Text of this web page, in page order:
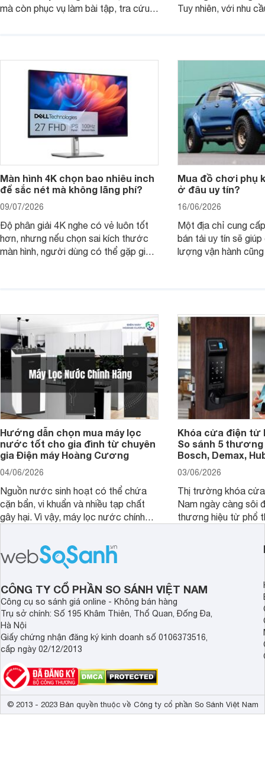
mà còn phục vụ làm bài tập, tra cứu,
thay vì chỉ so sánh cấu hình trên giấy.
Tuy nhiên, với nhu
không, dùng được
Màn hình 4K chọn bao nhiêu inch
để sắc nét mà không lãng phí?
09/07/2026
Độ phân giải 4K nghe có vẻ luôn tốt
hơn, nhưng nếu chọn sai kích thước
màn hình, người dùng có thể gặp giao
Mua đồ chơi phụ
ở đâu uy tín?
16/06/2026
Một địa chỉ cung
bán tải uy tín sẽ
lượng vận hành
Hướng dẫn chọn mua máy lọc
nước tốt cho gia đình từ chuyên
gia Điện máy Hoàng Cương
04/06/2026
Nguồn nước sinh hoạt có thể chứa
cặn bẩn, vi khuẩn và nhiều tạp chất
gây hại. Vì vậy, máy lọc nước chính
sức khỏe và đảm bảo nguồn nước
sạch cho cả gia đình.
Khóa cửa điện tử
So sánh 5 thương
Bosch, Demax,
03/06/2026
Thị trường khóa
Nam ngày càng sôi
thương hiệu từ phổ
cửa điện tử hãng
sẽ so sánh 5
Demax, Hubert và
CÔNG TY CỔ PHẦN SO SÁNH VIỆT NAM
Công cụ so sánh giá online - Không bán hàng
Trụ sở chính: Số 195 Khâm Thiên, Thổ Quan, Đống Đa,
Hà Nội
Giấy chứng nhận đăng ký kinh doanh số 0106373516,
cấp ngày 02/12/2013
© 2013 - 2023 Bản quyền thuộc về Công ty cổ phần So Sánh Việt Nam